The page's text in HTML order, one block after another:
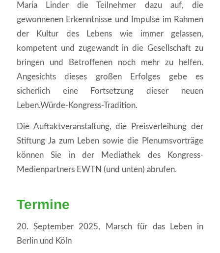
Maria Linder die Teilnehmer dazu auf, die
gewonnenen Erkenntnisse und Impulse im Rahmen
der Kultur des Lebens wie immer gelassen,
kompetent und zugewandt in die Gesellschaft zu
bringen und Betroffenen noch mehr zu helfen.
Angesichts dieses großen Erfolges gebe es
sicherlich eine Fortsetzung dieser neuen
Leben.Würde-Kongress-Tradition.
Die Auftaktveranstaltung, die Preisverleihung der
Stiftung Ja zum Leben sowie die Plenumsvorträge
können Sie in der Mediathek des Kongress-
Medienpartners EWTN (und unten) abrufen.
Termine
20. September 2025, Marsch für das Leben in
Berlin und Köln